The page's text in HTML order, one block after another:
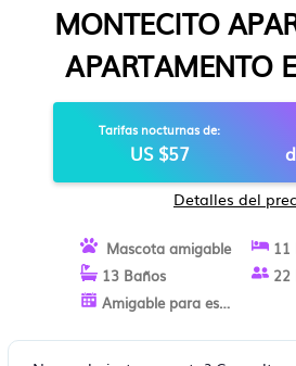
MONTECITO
APARTAMENTO
Tarifas nocturnas de:
US $57
Detalles del
Mascota amigable
11
13 Baños
22
Amigable para estancias largas